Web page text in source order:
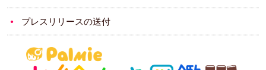
プレスリリースの送付